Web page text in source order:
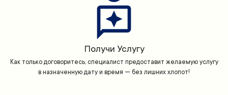
Получи Услугу
Как только договоритесь, специалист предоставит желаемую услугу
в назначенную дату и время — без лишних хлопот!